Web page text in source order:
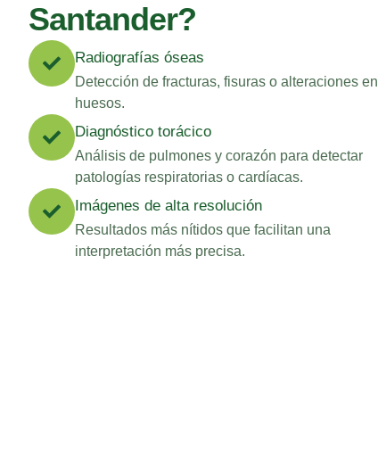
Santander?
Radiografías óseas
Detección de fracturas, fisuras o alteraciones en
huesos.
Diagnóstico torácico
Análisis de pulmones y corazón para detectar
patologías respiratorias o cardíacas.
Imágenes de alta resolución
Resultados más nítidos que facilitan una
interpretación más precisa.